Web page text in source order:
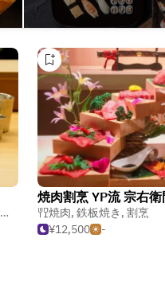
日本料理
焼肉割烹 YP流 宗右
焼肉, 鉄板焼き , 割烹
¥12,500
-